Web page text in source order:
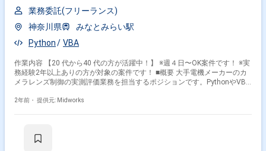
業務委託(フリーランス)
神奈川県
みなとみらい駅
Python
VBA
作業内容 【20 代から40 代の方が活躍中！】 ※週４日〜OK案件です！ ※実
務経験2年以上ありの方が対象の案件です！ ■概要 大手電機メーカーのカ
メラレンズ制御の実測評価業務を担当するポジションです。PythonやVBA
Windows環境での作業となり、組み込み系の開発経験がある方が活躍でき
ェクトの一員として、コミュニケーションを取りながら業務を進めて頂く
2年前・ 提供元: Midworks